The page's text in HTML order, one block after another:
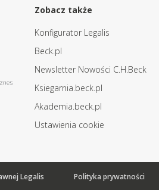
Zobacz także
Konfigurator Legalis
Beck.pl
Newsletter Nowości C.H.Beck
Ksiegarnia.beck.pl
Akademia.beck.pl
Ustawienia cookie
Legalis Polityka prywatności